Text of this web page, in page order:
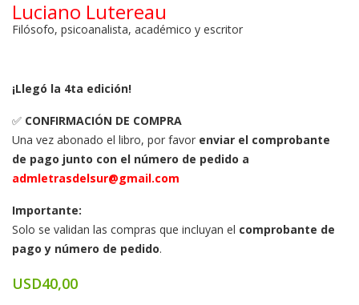
Luciano Lutereau
Filósofo, psicoanalista, académico y escritor
¡Llegó la 4ta edición!
✅ CONFIRMACIÓN DE COMPRA
Una vez abonado el libro, por favor enviar el comprobante
de pago junto con el número de pedido a
admletrasdelsur@gmail.com
Importante:
Solo se validan las compras que incluyan el comprobante de
pago y número de pedido.
USD40,00